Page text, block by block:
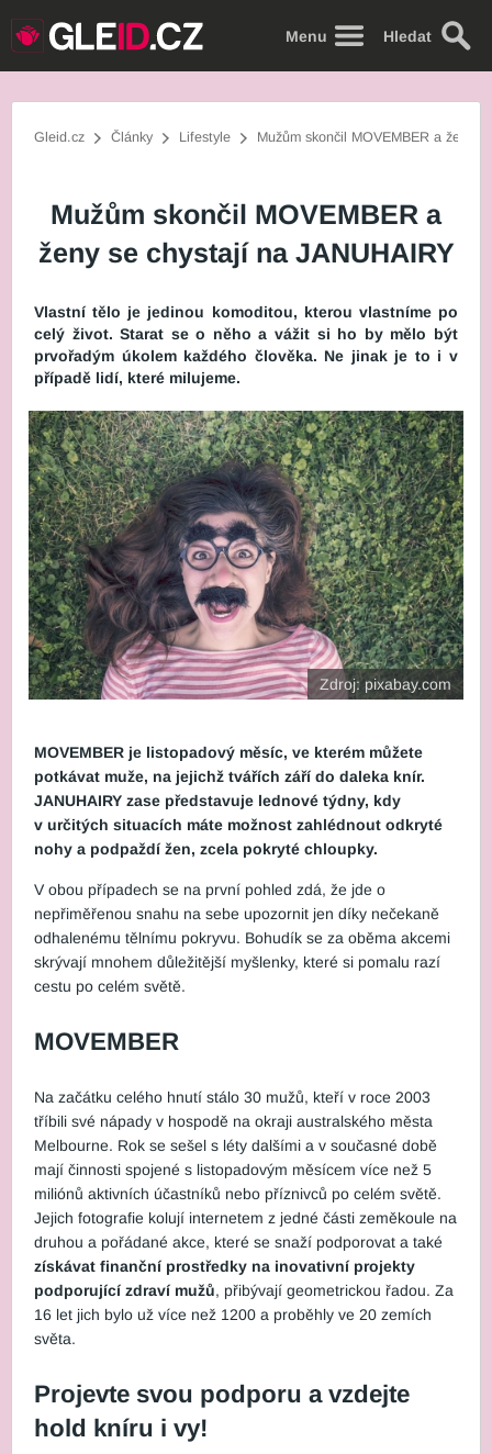
Menu Hledat
Gleid.cz Články Lifestyle Mužům skončil MOVEMBER a ženy
Mužům skončil MOVEMBER a
ženy se chystají na JANUHAIRY
Vlastní tělo je jedinou komoditou, kterou vlastníme po
celý život. Starat se o něho a vážit si ho by mělo být
prvořadým úkolem každého člověka. Ne jinak je to i v
případě lidí, které milujeme.
Zdroj: pixabay.com
MOVEMBER je listopadový měsíc, ve kterém můžete
potkávat muže, na jejichž tvářích září do daleka knír.
JANUHAIRY zase představuje lednové týdny, kdy
v určitých situacích máte možnost zahlédnout odkryté
nohy a podpaždí žen, zcela pokryté chloupky.
V obou případech se na první pohled zdá, že jde o
nepřiměřenou snahu na sebe upozornit jen díky nečekaně
odhalenému tělnímu pokryvu. Bohudík se za oběma akcemi
skrývají mnohem důležitější myšlenky, které si pomalu razí
cestu po celém světě.
MOVEMBER
Na začátku celého hnutí stálo 30 mužů, kteří v roce 2003
tříbili své nápady v hospodě na okraji australského města
Melbourne. Rok se sešel s léty dalšími a v současné době
mají činnosti spojené s listopadovým měsícem více než 5
miliónů aktivních účastníků nebo příznivců po celém světě.
Jejich fotografie kolují internetem z jedné části zeměkoule na
druhou a pořádané akce, které se snaží podporovat a také
získávat finanční prostředky na inovativní projekty
podporující zdraví mužů, přibývají geometrickou řadou. Za
16 let jich bylo už více než 1200 a proběhly ve 20 zemích
světa.
Projevte svou podporu a vzdejte
hold kníru i vy!